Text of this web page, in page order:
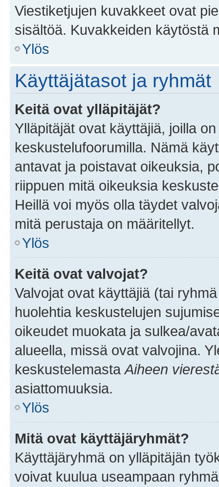
Viestiketjujen kuvakkeet ovat
sisältöä. Kuvakkeiden käytöstä
Ylös
Käyttäjätasot ja ryhmät
Keitä ovat ylläpitäjät?
Ylläpitäjät ovat käyttäjiä, joilla
keskustelufoorumilla. Nämä
antavat ja poistavat oikeuksia,
riippuen mitä oikeuksia
Heillä voi myös olla täydet
mitä perustaja on määritellyt.
Ylös
Keitä ovat valvojat?
Valvojat ovat käyttäjiä (tai
huolehtia keskustelujen
oikeudet muokata ja sulkea/
alueella, missä ovat valvojina.
keskustelemasta Aiheen
asiattomuuksia.
Ylös
Mitä ovat käyttäjäryhmät?
Käyttäjäryhmä on ylläpitäjän
voivat kuulua useampaan